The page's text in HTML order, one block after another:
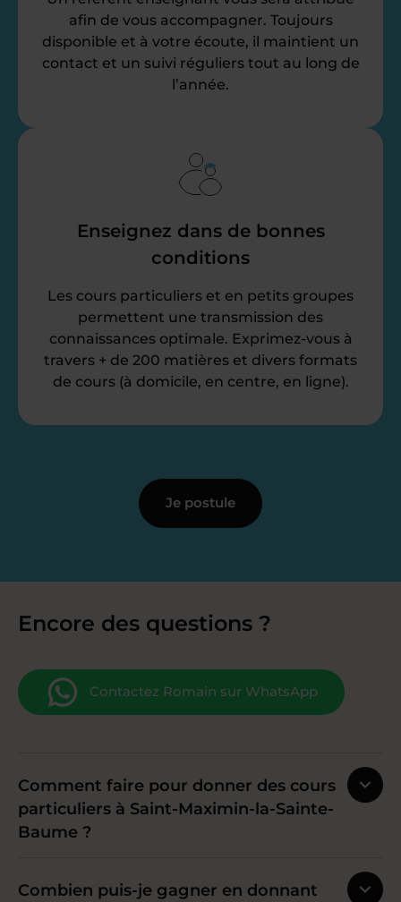
afin de vous accompagner. Toujours
disponible et à votre écoute, il maintient un
contact et un suivi réguliers tout au long de
l’année.
Enseignez dans de bonnes
conditions
Les cours particuliers et en petits groupes
permettent une transmission des
connaissances optimale. Exprimez-vous à
travers + de 200 matières et divers formats
de cours (à domicile, en centre, en ligne).
Je postule
Encore des questions ?
Contactez Romain sur WhatsApp
Comment faire pour donner des cours
particuliers à Saint-Maximin-la-Sainte-
Baume ?
Combien puis-je gagner en donnant